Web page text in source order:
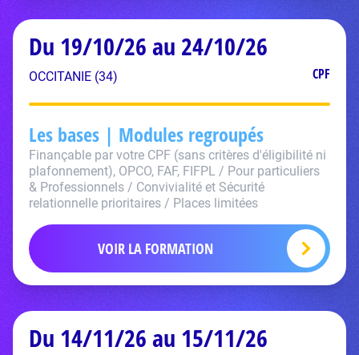
Du 19/10/26 au 24/10/26
OCCITANIE (34) CPF
Les bases | Modules regroupés
Finançable par votre CPF (sans critères d'éligibilité ni
plafonnement), OPCO, FAF, FIFPL / Pour particuliers
& Professionnels / Convivialité et Sécurité
relationnelle prioritaires / Places limitées
VOIR LA FORMATION
Du 14/11/26 au 15/11/26